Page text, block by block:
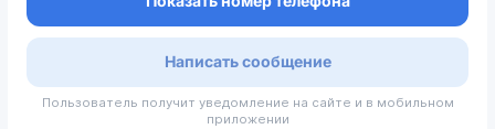
Написать сообщение
Пользователь получит уведомление на сайте и в мобильном
приложении